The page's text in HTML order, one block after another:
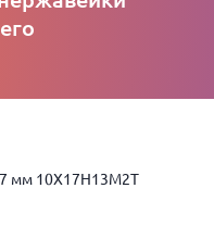
мм 10Х17Н13М2Т